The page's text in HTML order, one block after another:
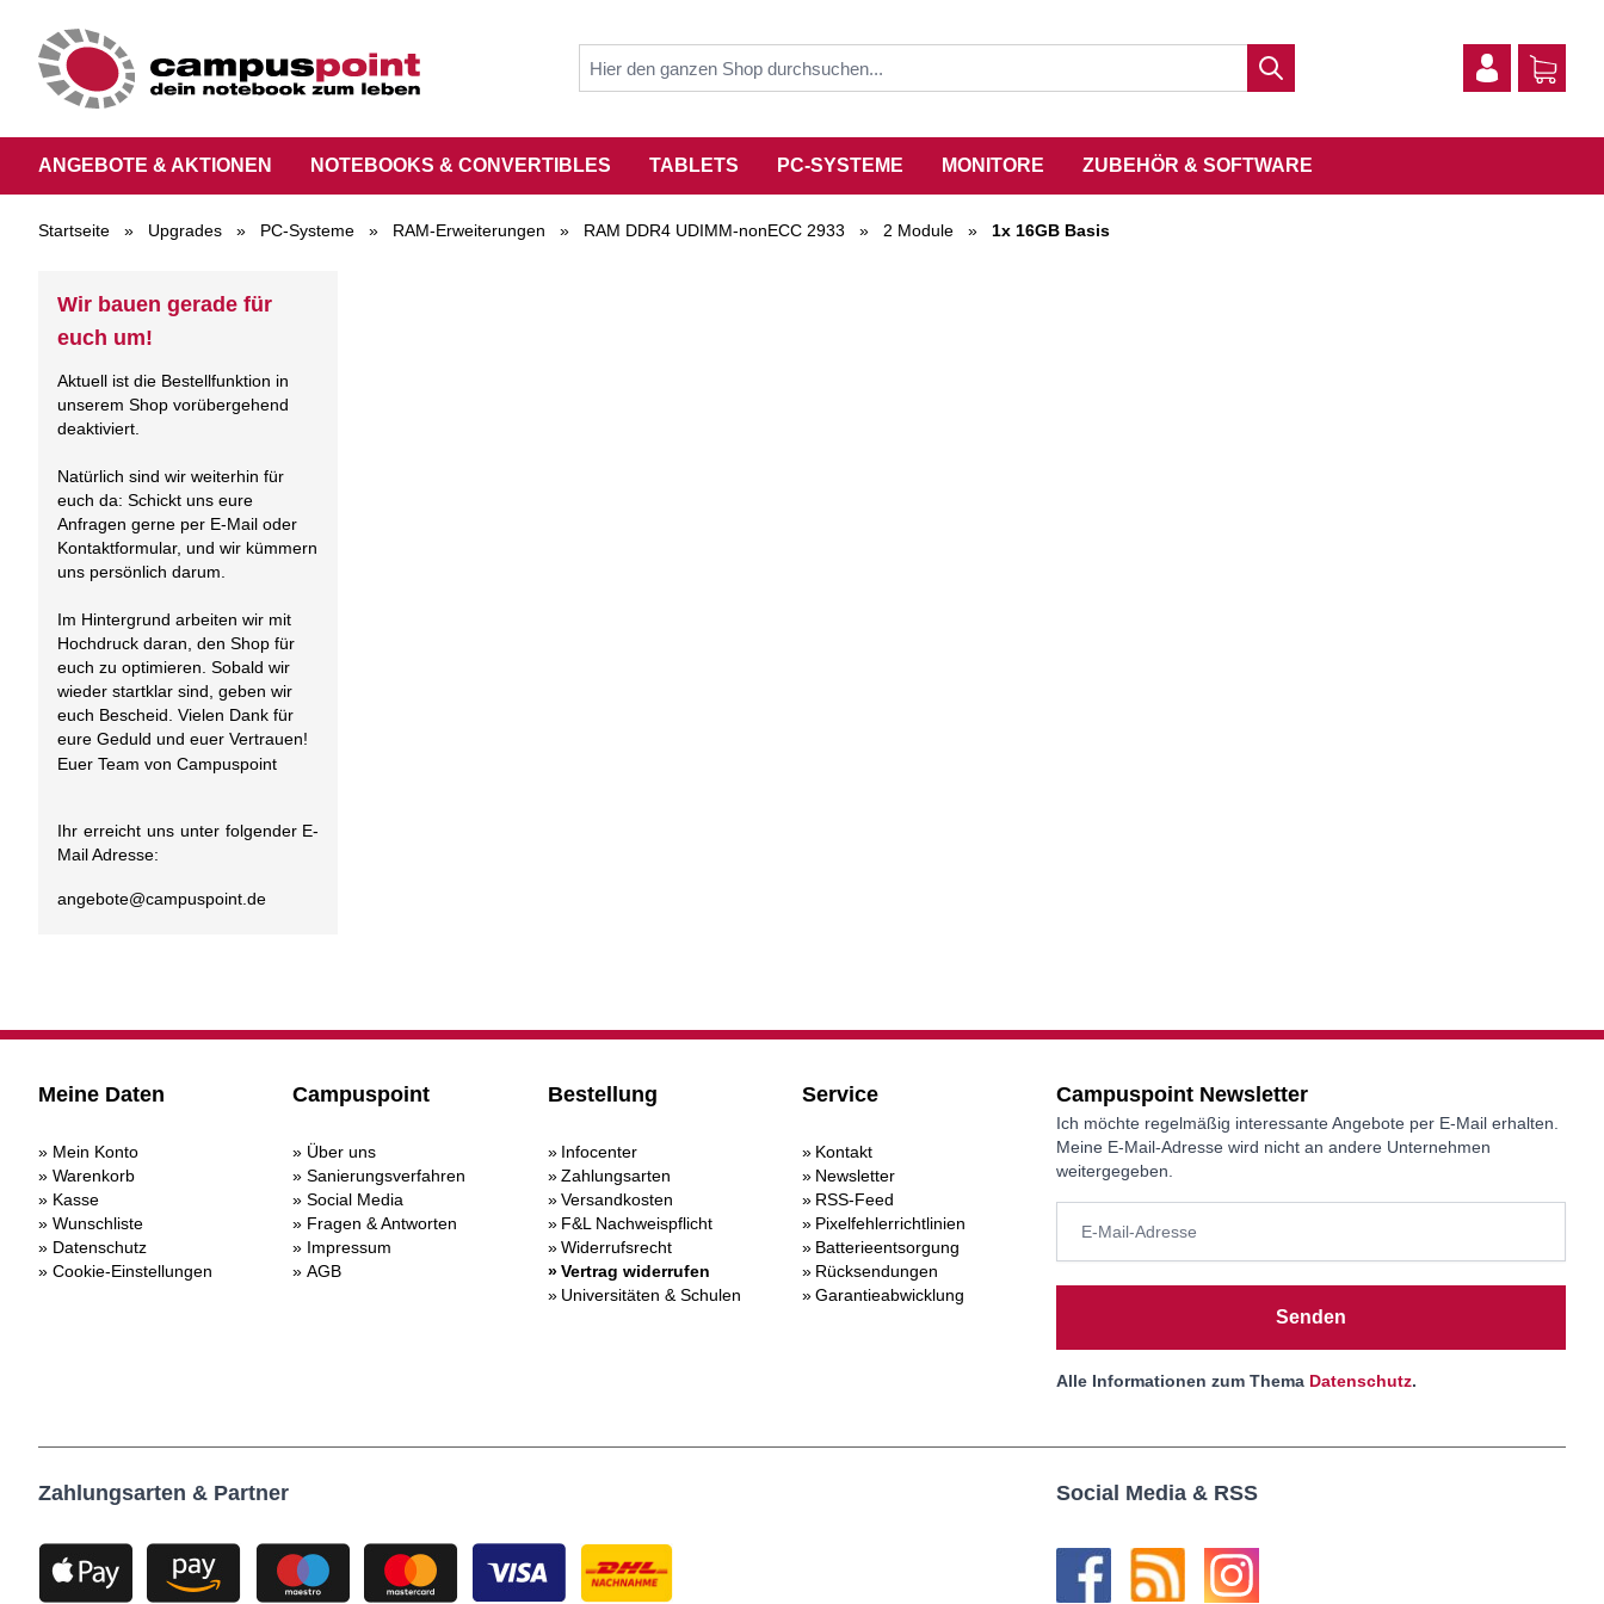
ANGEBOTE & AKTIONEN NOTEBOOKS & CONVERTIBLES TABLETS PC-SYSTEME MONITORE ZUBEHÖR & SOFTWARE
Startseite » Upgrades » PC-Systeme » RAM-Erweiterungen » RAM DDR4 UDIMM-nonECC 2933 » 2 Module » 1x 16GB Basis
Wir bauen gerade für
euch um!
Aktuell ist die Bestellfunktion in
unserem Shop vorübergehend
deaktiviert.
Natürlich sind wir weiterhin für
euch da: Schickt uns eure
Anfragen gerne per E-Mail oder
Kontaktformular, und wir kümmern
uns persönlich darum.
Im Hintergrund arbeiten wir mit
Hochdruck daran, den Shop für
euch zu optimieren. Sobald wir
wieder startklar sind, geben wir
euch Bescheid. Vielen Dank für
eure Geduld und euer Vertrauen!
Euer Team von Campuspoint
Ihr erreicht uns unter folgender E-
Mail Adresse:
angebote@campuspoint.de
Meine Daten
Mein Konto
Warenkorb
Kasse
Wunschliste
Datenschutz
Cookie-Einstellungen
Campuspoint
Über uns
Sanierungsverfahren
Social Media
Fragen & Antworten
Impressum
AGB
Bestellung
Infocenter
Zahlungsarten
Versandkosten
F&L Nachweispflicht
Widerrufsrecht
Vertrag widerrufen
Universitäten & Schulen
Service
Kontakt
Newsletter
RSS-Feed
Pixelfehlerrichtlinien
Batterieentsorgung
Rücksendungen
Garantieabwicklung
Campuspoint Newsletter
Ich möchte regelmäßig interessante Angebote per E-Mail erhalten.
Meine E-Mail-Adresse wird nicht an andere Unternehmen
weitergegeben.
Senden
Alle Informationen zum Thema Datenschutz.
Zahlungsarten & Partner Social Media & RSS